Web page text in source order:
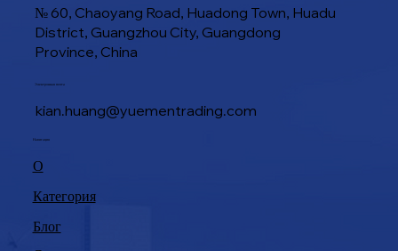
№ 60, Chaoyang Road, Huadong Town, Huadu
District, Guangzhou City, Guangdong
Province, China
kian.huang@yuementrading.com
Электронная почта
Навигация
О
Категория
Блог